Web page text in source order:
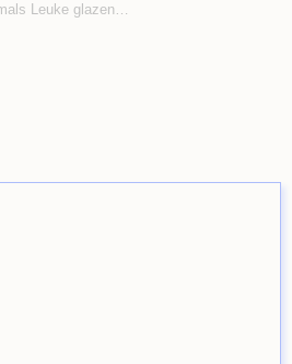
Leuke glazen…